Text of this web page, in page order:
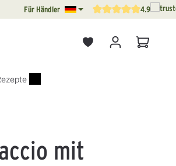
Für Händler Durchschnittliche4.9
mit